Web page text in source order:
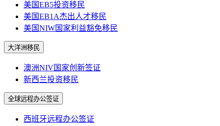
美国EB5投资移民
美国EB1A杰出人才移民
美国NIW国家利益豁免移民
大洋洲移民
澳洲NIV国家创新签证
新西兰投资移民
全球远程办公签证
西班牙远程办公签证